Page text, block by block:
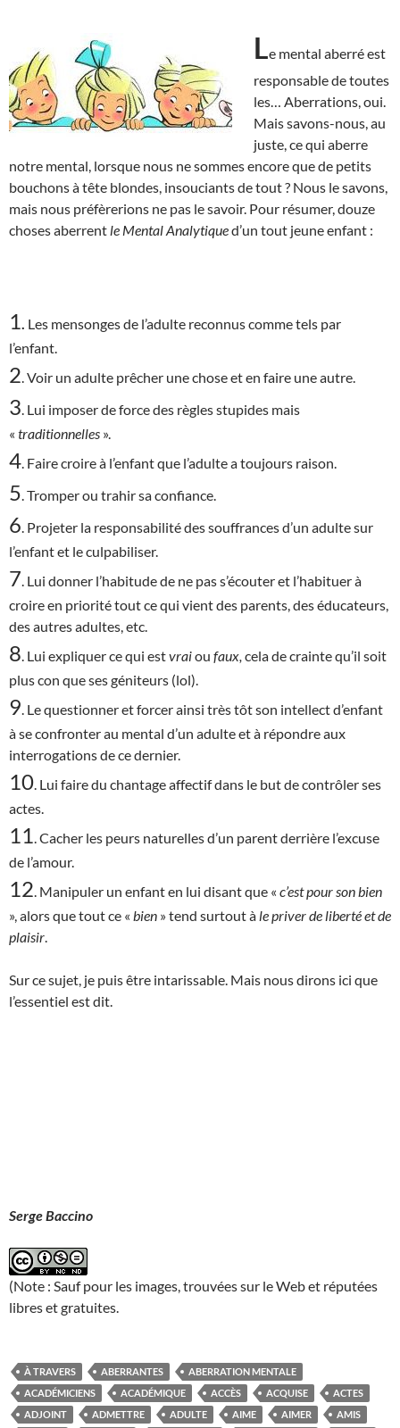
Le mental aberré est
responsable de toutes
les… Aberrations, oui.
Mais savons-nous, au
juste, ce qui aberre
notre mental, lorsque nous ne sommes encore que de petits
bouchons à tête blondes, insouciants de tout ? Nous le savons,
mais nous préfèrerions ne pas le savoir. Pour résumer, douze
choses aberrent le Mental Analytiqued’un tout jeune enfant :
1
Les mensonges de l’adulte reconnus comme tels par
l’enfant.
2 . Voir un adulte prêcher une chose et en faire une autre.
3 . Lui imposer de force des règles stupides mais
« traditionnelles ».
4 . Faire croire à l’enfant que l’adulte a toujours raison.
5 . Tromper ou trahir sa confiance.
6 . Projeter la responsabilité des souffrances d’un adulte sur
l’enfant et le culpabiliser.
7 . Lui donner l’habitude de ne pas s’écouter et l’habituer à
croire en priorité tout ce qui vient des parents, des éducateurs,
des autres adultes, etc.
8 . Lui expliquer ce qui estvraiou faux, cela de crainte qu’il soit
plus con que ses géniteurs (lol).
9 . Le questionner et forcer ainsi très tôt son intellect d’enfant
à se confronter au mental d’un adulte et à répondre aux
interrogations de ce dernier.
10 . Lui faire du chantage affectif dans le but de contrôler ses
actes.
11 . Cacher les peurs naturelles d’un parent derrière l’excuse
de l’amour.
12 . Manipuler un enfant en lui disant que « c’estpour son bien
», alors que tout ce « bien » tend surtout à le priver de liberté et de
plaisir
Sur ce sujet, je puis être intarissable. Mais nous dirons ici que
l’essentiel est dit.
Serge Baccino
(Note : Sauf pour les images, trouvées sur le Web et réputées
libres et gratuites.
À TRAVERS ABERRANTES
ABERRATION MENTALE
ACADÉMICIENS
ACADÉMIQUE ACCÈS ACQUISE
ACTES
ADJOINT
ADMETTRE ADULTE AIME AIMER
AMIS